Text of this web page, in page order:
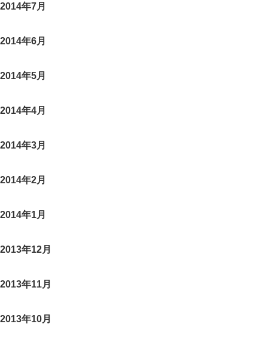
2014年7月
2014年6月
2014年5月
2014年4月
2014年3月
2014年2月
2014年1月
2013年12月
2013年11月
2013年10月